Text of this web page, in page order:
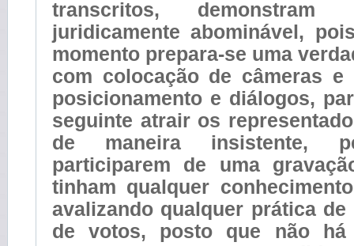
transcritos, demonstram
juridicamente abominável,
momento prepara-se uma
com colocação de câmeras e
posicionamento e diálogos,
seguinte atrair os
de maneira insistente,
participarem de uma
tinham qualquer
avalizando qualquer prática
de votos, posto que não há